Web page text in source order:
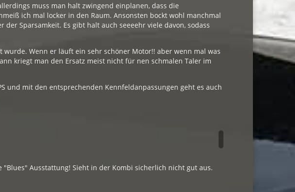
muss man halt zwingend einplanen, dass die
ich mal locker in den Raum. Ansonsten bockt wohl manchmal
Sparsamkeit. Es gibt halt auch seeeehr viele davon, sodass
Wenn er läuft ein sehr schöner Motor!! aber wenn mal was
kriegt man den Ersatz meist nicht für nen schmalen Taler im
und mit den entsprechenden Kennfeldanpassungen geht es auch
Ausstattung! Sieht in der Kombi sicherlich nicht gut aus.